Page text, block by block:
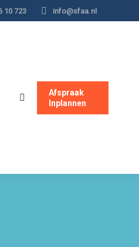
10 723 info@sfaa.nl
Afspraak
Inplannen